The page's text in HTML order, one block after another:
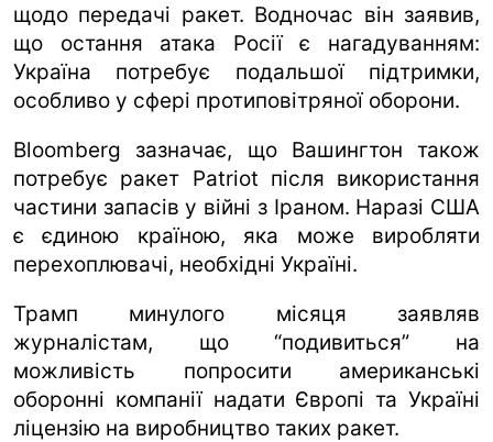
щодо передачі ракет. Водночас він заявив,
що остання атака Росії є нагадуванням:
Україна потребує подальшої підтримки,
особливо у сфері протиповітряної оборони.
Bloomberg зазначає, що Вашингтон також
потребує ракет Patriot після використання
частини запасів у війні з Іраном. Наразі США
є єдиною країною, яка може виробляти
перехоплювачі, необхідні Україні.
Трамп минулого місяця заявляв
журналістам, що “подивиться” на
можливість попросити американські
оборонні компанії надати Європі та Україні
ліцензію на виробництво таких ракет.